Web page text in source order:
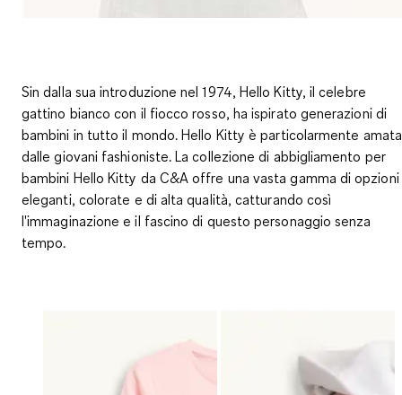
Sin dalla sua introduzione nel 1974, Hello Kitty, il celebre
gattino bianco con il fiocco rosso, ha ispirato generazioni di
bambini in tutto il mondo. Hello Kitty è particolarmente amata
dalle giovani fashioniste. La collezione di abbigliamento per
bambini Hello Kitty da C&A offre una vasta gamma di opzioni
eleganti, colorate e di alta qualità, catturando così
l'immaginazione e il fascino di questo personaggio senza
tempo.